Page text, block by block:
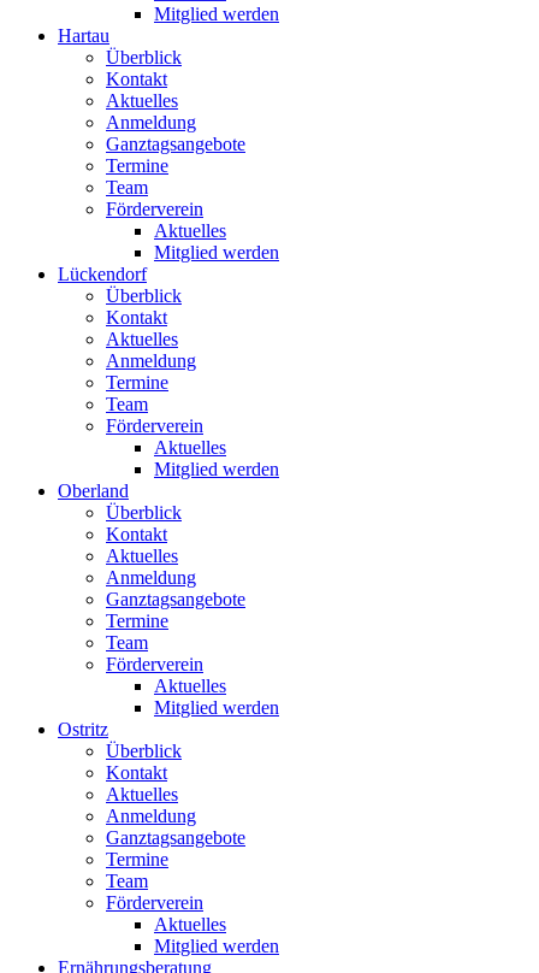
Mitglied werden
Hartau
Überblick
Kontakt
Aktuelles
Anmeldung
Ganztagsangebote
Termine
Team
Förderverein
Aktuelles
Mitglied werden
Lückendorf
Überblick
Kontakt
Aktuelles
Anmeldung
Termine
Team
Förderverein
Aktuelles
Mitglied werden
Oberland
Überblick
Kontakt
Aktuelles
Anmeldung
Ganztagsangebote
Termine
Team
Förderverein
Aktuelles
Mitglied werden
Ostritz
Überblick
Kontakt
Aktuelles
Anmeldung
Ganztagsangebote
Termine
Team
Förderverein
Aktuelles
Mitglied werden
Ernährungsberatung